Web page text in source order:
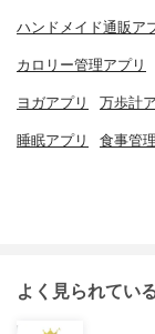
ハンドメイド通販ア
カロリー管理アプリ
ヨガアプリ 万歩計
睡眠アプリ 食事管
よく見られてい